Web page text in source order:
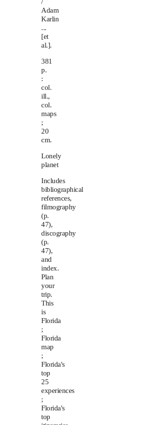
/
Adam
Karlin
...
[et
al.].
381
p.
:
col.
ill.,
col.
maps
;
20
cm.
Lonely
planet
Includes
bibliographical
references,
filmography
(p.
47),
discography
(p.
47),
and
index.
Plan
your
trip.
This
is
Florida
;
Florida
map
;
Florida's
top
25
experiences
;
Florida's
top